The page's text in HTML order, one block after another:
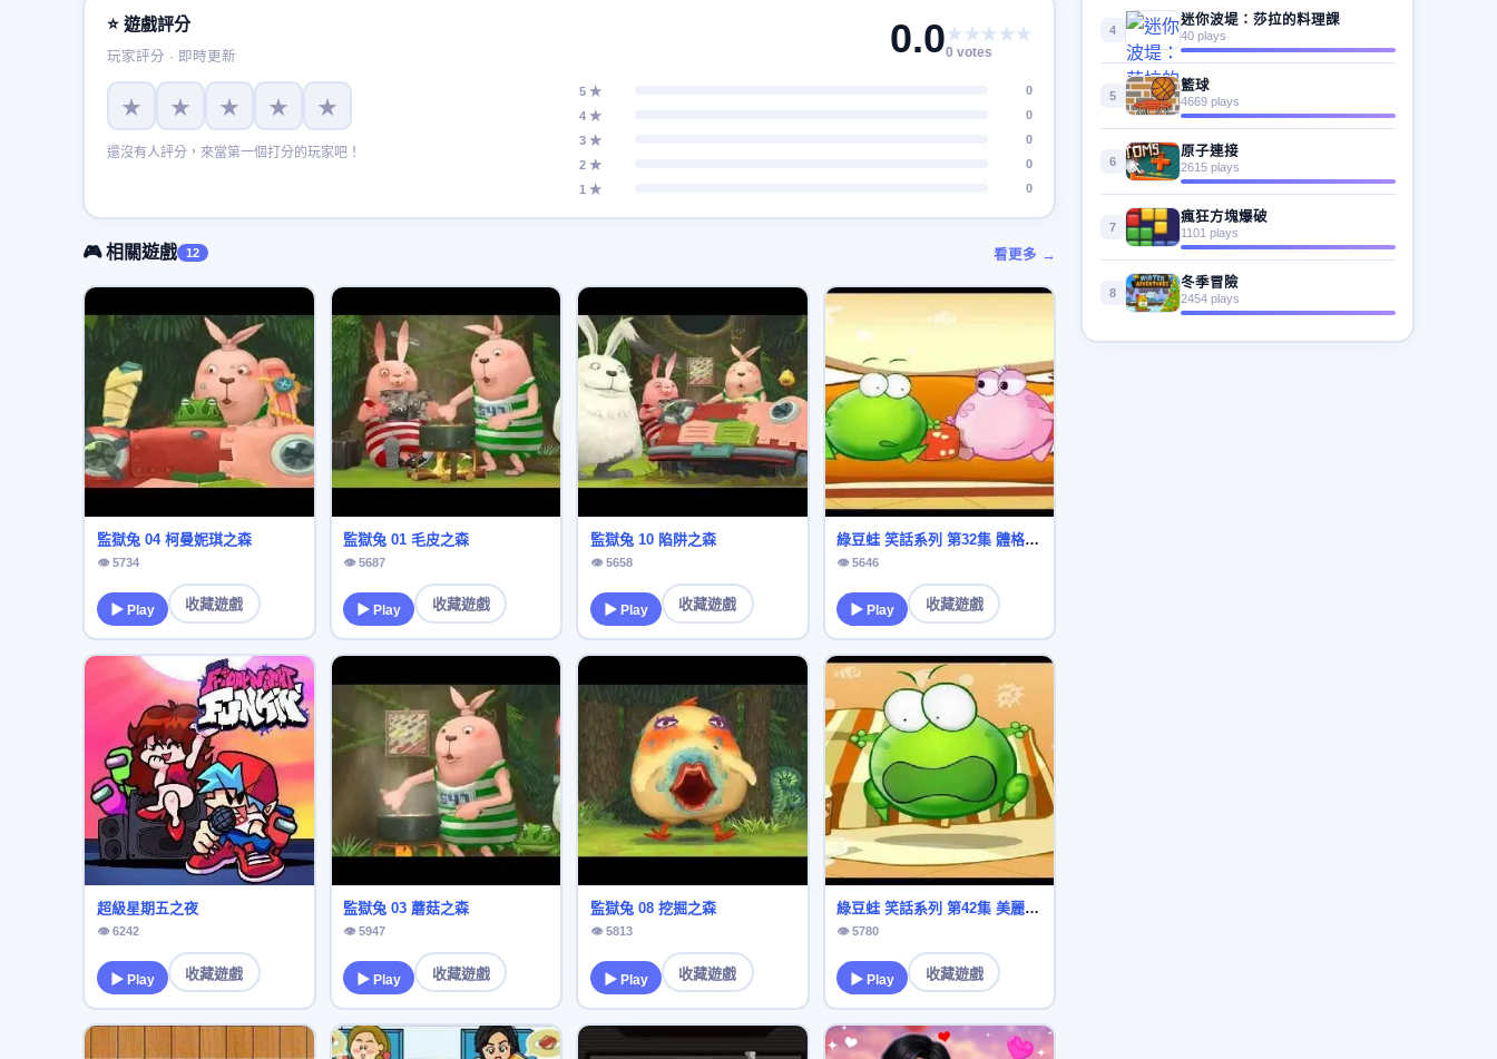
⭐ 遊戲評分
玩家評分 · 即時更新 0.0★★★★★
0 votes
★ ★ ★ ★ ★
還沒有人評分，來當第一個打分的玩家吧！
5 ★
0
4 ★
0
3 ★
0
2 ★
0
1 ★
0
🎮 相關遊戲 12 看更多 →
監獄兔 04 柯曼妮琪之森
👁 5734
▶ Play 收藏遊戲
監獄兔 01 毛皮之森
👁 5687
▶ Play 收藏遊戲
監獄兔 10 陷阱之森
👁 5658
▶ Play 收藏遊戲
綠豆蛙 笑話系列 第32集 體格優勢
👁 5646
▶ Play 收藏遊戲
超級星期五之夜
👁 6242
▶ Play 收藏遊戲
監獄兔 03 蘑菇之森
👁 5947
▶ Play 收藏遊戲
監獄兔 08 挖掘之森
👁 5813
▶ Play 收藏遊戲
綠豆蛙 笑話系列 第42集 美麗的裙子
👁 5780
▶ Play 收藏遊戲
4
迷你波堤：莎拉的料理課
40 plays
5
籃球
4669 plays
6
原子連接
2615 plays
7
瘋狂方塊爆破
1101 plays
8
冬季冒險
2454 plays